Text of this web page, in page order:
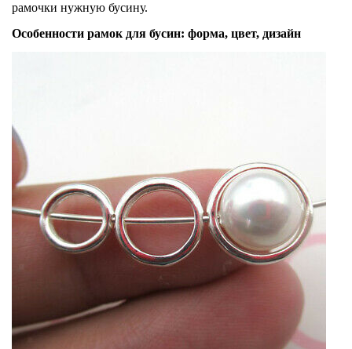
рамочки нужную бусину.
Особенности рамок для бусин: форма, цвет, дизайн